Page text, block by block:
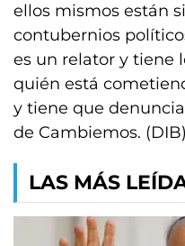
ellos mismos están
contubernios
es un relator y tiene
quién está
y tiene que
de Cambiemos.
LAS MÁS